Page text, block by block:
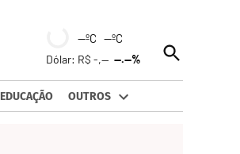
--ºC --ºC
Dólar: R$ -,----.--%
Open
Search
EDUCAÇÃO OUTROS